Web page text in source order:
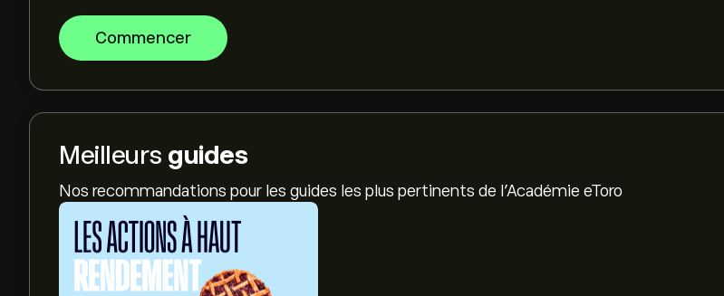
Commencer
Meilleurs guides
Nos recommandations pour les guides les plus pertinents de l'Académie eToro